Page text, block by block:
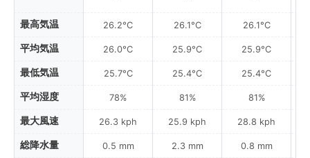
最高気温
平均気温
最低気温
平均湿度
最大風速
総降水量
26.2°C
26.0°C
25.7°C
78%
26.3 kph
0.5 mm
26.1°C
25.9°C
25.4°C
81%
25.9 kph
2.3 mm
26.1°C
25.9°C
25.4°C
81%
28.8 kph
0.8 mm